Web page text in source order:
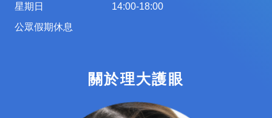
星期日
公眾假期休息
14:00-18:00
關於理大護眼